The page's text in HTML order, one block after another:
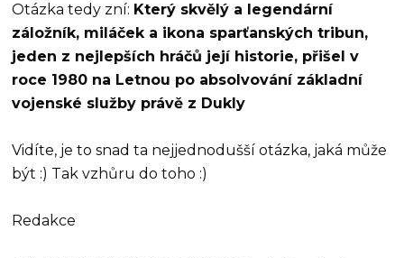
Otázka tedy zní: Který skvělý a legendární
záložník, miláček a ikona sparťanských tribun,
jeden z nejlepších hráčů její historie, přišel v
roce 1980 na Letnou po absolvování základní
vojenské služby právě z Dukly
Vidíte, je to snad ta nejjednodušší otázka, jaká může
být :) Tak vzhůru do toho :)
Redakce